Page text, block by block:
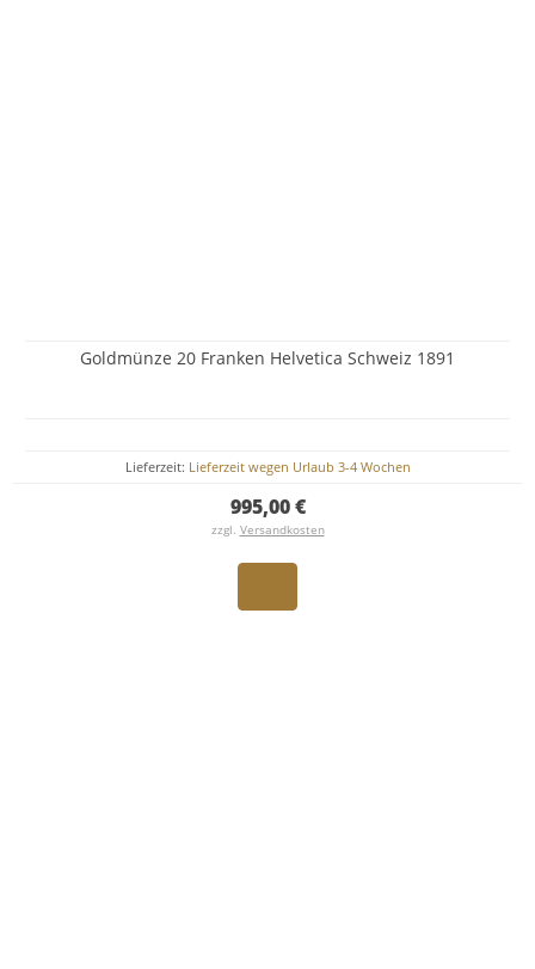
Goldmünze 20 Franken Helvetica Schweiz 1891
Lieferzeit: Lieferzeit wegen Urlaub 3-4 Wochen
995,00 €
zzgl. Versandkosten